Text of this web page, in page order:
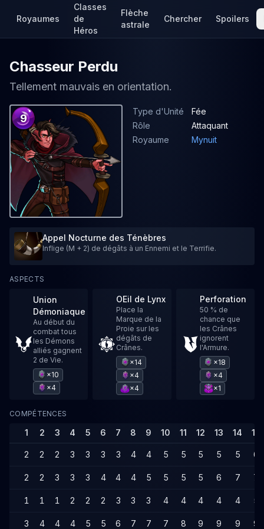
Royaumes
Classes
de
Héros
Flèche
astrale
Chercher Spoilers
Chasseur Perdu
Tellement mauvais en orientation.
9
Type d'Unité
Fée
Rôle
Attaquant
Royaume
Mynuit
Appel Nocturne des Ténèbres
Inflige (M + 2) de dégâts à un Ennemi et le Terrifie.
ASPECTS
Union
Démoniaque
Au début du
combat tous
les Démons
alliés gagnent
2 de Vie.
×10
×4
OEil de Lynx
Place la
Marque de la
Proie sur les
dégâts de
Crânes.
×14
×4
×4
Perforation
50 % de
chance que
les Crânes
ignorent
l'Armure.
×18
×4
×1
COMPÉTENCES
1 2 3 4 5 6 7 8 9 10 11 12 13 14 15
2 2 2 3 3 3 3 4 4 5 5 5 5 5 6
2 2 3 3 3 4 4 4 5 5 5 5 6 7 7
1 1 1 2 2 2 3 3 3 4 4 4 4 4 5
3 4 4 4 5 5 6 7 7 7 8 9 9 9 9